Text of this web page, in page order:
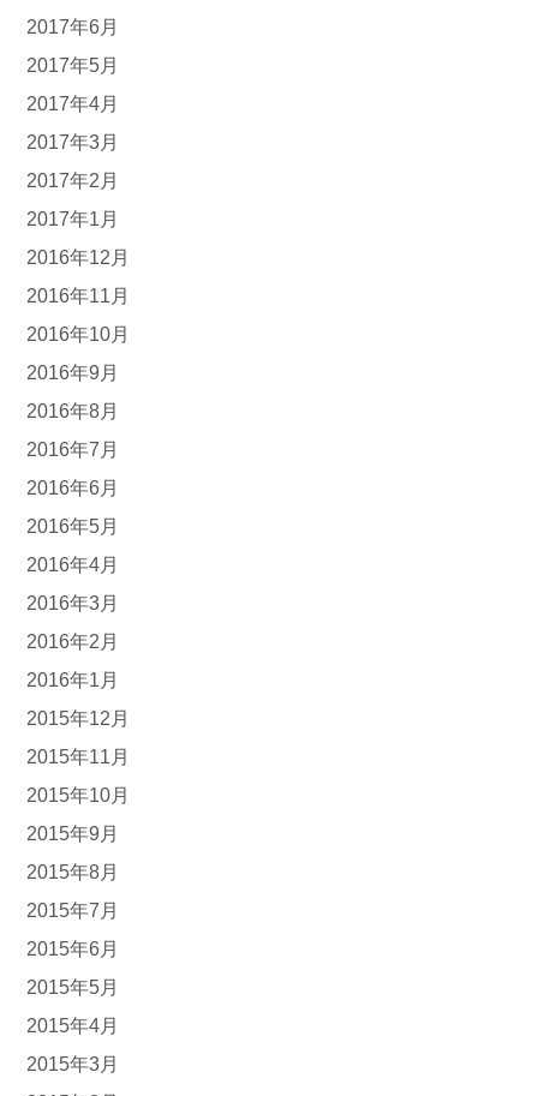
2017年6月
2017年5月
2017年4月
2017年3月
2017年2月
2017年1月
2016年12月
2016年11月
2016年10月
2016年9月
2016年8月
2016年7月
2016年6月
2016年5月
2016年4月
2016年3月
2016年2月
2016年1月
2015年12月
2015年11月
2015年10月
2015年9月
2015年8月
2015年7月
2015年6月
2015年5月
2015年4月
2015年3月